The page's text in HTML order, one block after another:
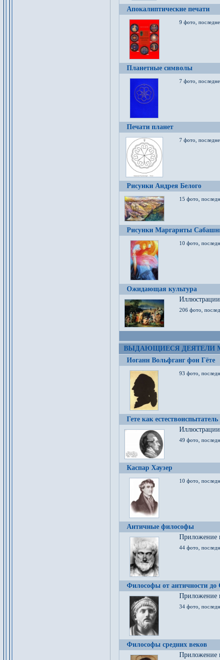
Апокалиптические печати
9 фото,
Планетные символы
7 фото,
Печати планет
7 фото,
Рисунки Андрея Белого
15 фото,
Рисунки Маргариты
10 фото,
Ожидающая культура
206 фото,
ВЫДАЮЩИЕСЯ ДЕЯТЕЛИ
Иоганн Вольфганг фон Гёте
93 фото,
Гете как естествоиспытатель
49 фото,
Каспар Хаузер
10 фото,
Античные философы
Приложение
44 фото,
Философы от античности до
Приложение
34 фото,
Философы средних веков
Приложение